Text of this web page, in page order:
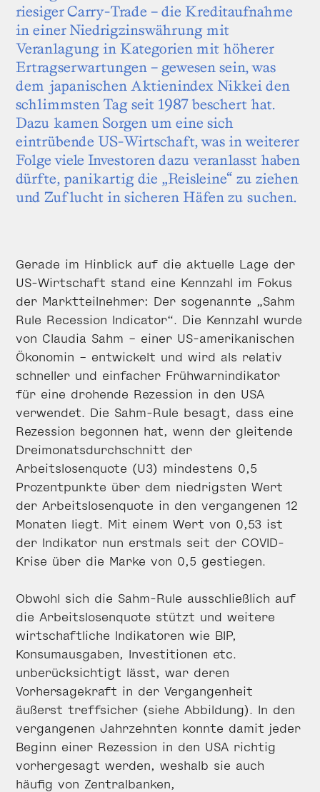
riesiger Carry-Trade – die Kreditaufnahme
in einer Niedrigzinswährung mit
Veranlagung in Kategorien mit höherer
Ertragserwartungen – gewesen sein, was
dem japanischen Aktienindex Nikkei den
schlimmsten Tag seit 1987 beschert hat.
Dazu kamen Sorgen um eine sich
eintrübende US-Wirtschaft, was in weiterer
Folge viele Investoren dazu veranlasst haben
dürfte, panikartig die „Reisleine“ zu ziehen
und Zuflucht in sicheren Häfen zu suchen.
Gerade im Hinblick auf die aktuelle Lage der
US-Wirtschaft stand eine Kennzahl im Fokus
der Marktteilnehmer: Der sogenannte „Sahm
Rule Recession Indicator“. Die Kennzahl wurde
von Claudia Sahm – einer US-amerikanischen
Ökonomin – entwickelt und wird als relativ
schneller und einfacher Frühwarnindikator
für eine drohende Rezession in den USA
verwendet. Die Sahm-Rule besagt, dass eine
Rezession begonnen hat, wenn der gleitende
Dreimonatsdurchschnitt der
Arbeitslosenquote (U3) mindestens 0,5
Prozentpunkte über dem niedrigsten Wert
der Arbeitslosenquote in den vergangenen 12
Monaten liegt. Mit einem Wert von 0,53 ist
der Indikator nun erstmals seit der COVID-
Krise über die Marke von 0,5 gestiegen.
Obwohl sich die Sahm-Rule ausschließlich auf
die Arbeitslosenquote stützt und weitere
wirtschaftliche Indikatoren wie BIP,
Konsumausgaben, Investitionen etc.
unberücksichtigt lässt, war deren
Vorhersagekraft in der Vergangenheit
äußerst treffsicher (siehe Abbildung). In den
vergangenen Jahrzehnten konnte damit jeder
Beginn einer Rezession in den USA richtig
vorhergesagt werden, weshalb sie auch
häufig von Zentralbanken,